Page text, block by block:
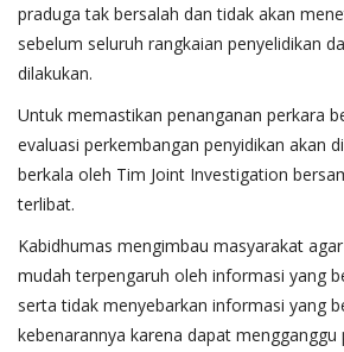
praduga tak bersalah dan tidak akan
sebelum seluruh rangkaian penyelidikan
dilakukan.
Untuk memastikan penanganan perkara
evaluasi perkembangan penyidikan akan
berkala oleh Tim Joint Investigation
terlibat.
Kabidhumas mengimbau masyarakat
mudah terpengaruh oleh informasi yang
serta tidak menyebarkan informasi yang
kebenarannya karena dapat mengganggu